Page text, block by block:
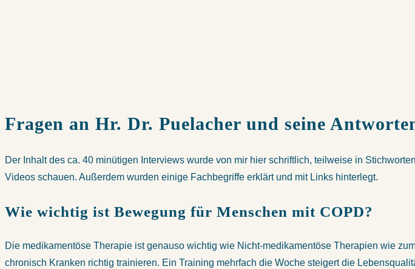
Fragen an Hr. Dr. Puelacher und seine
Der Inhalt des ca. 40 minütigen Interviews wurde von mir hier schriftlich, teilweise in
Videos schauen. Außerdem wurden einige Fachbegriffe erklärt und mit Links hinterlegt.
Wie wichtig ist Bewegung für Menschen mit COPD?
Die medikamentöse Therapie ist genauso wichtig wie Nicht-medikamentöse Therapien wie
chronisch Kranken richtig trainieren. Ein Training mehrfach die Woche steigert die